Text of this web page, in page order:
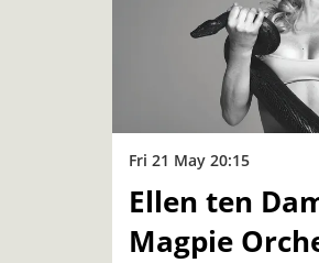
Ellen ten
Magpie
Fri 21 May 20:15